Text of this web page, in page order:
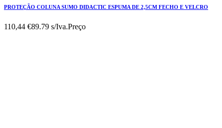
PROTEÇÃO COLUNA SUMO DIDACTIC ESPUMA DE 2,5CM FECHO E VELCRO
110,44 €89.79 s/Iva.Preço